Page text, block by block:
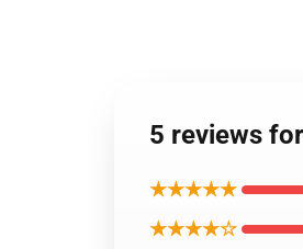
5 reviews
★★★★★
★★★★☆